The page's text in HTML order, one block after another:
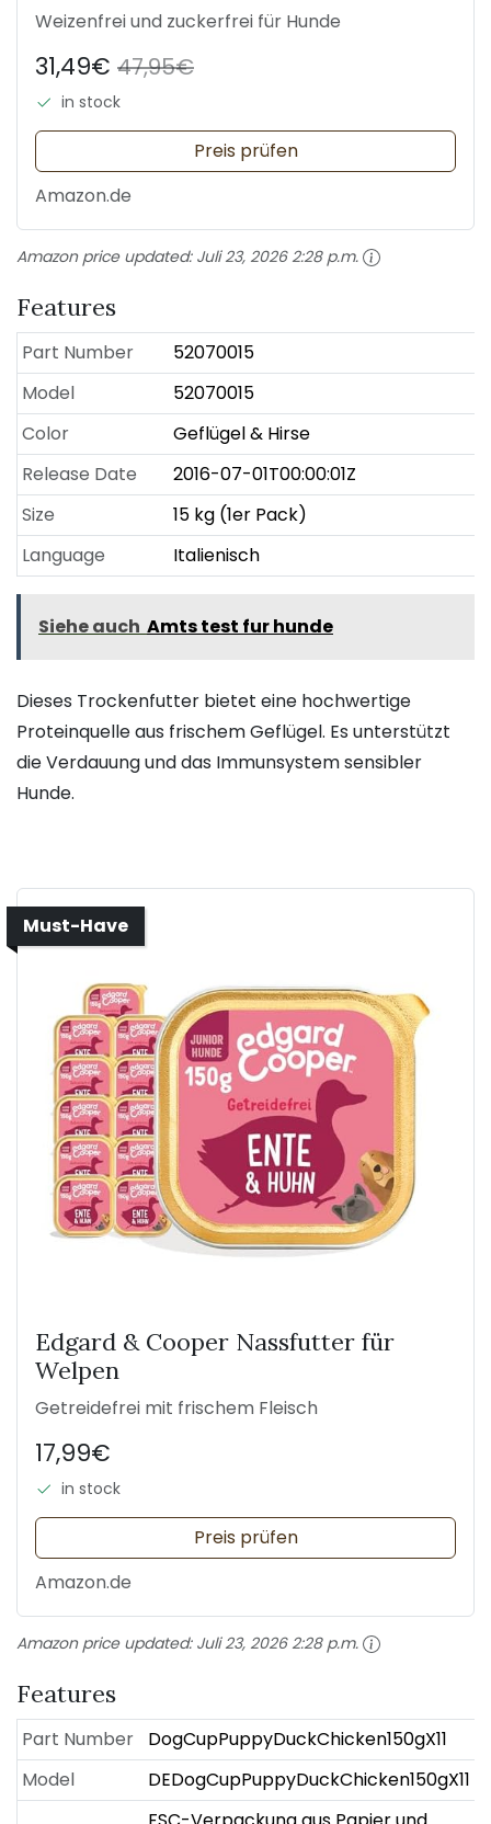
Weizenfrei und zuckerfrei für Hunde
31,49€ 47,95€
in stock
Preis prüfen
Amazon.de
Amazon price updated: Juli 23, 2026 2:28 p.m.
Features
Part Number
52070015
Model
52070015
Color
Geflügel & Hirse
Release Date
2016-07-01T00:00:01Z
Size
15 kg (1er Pack)
Language
Italienisch
Siehe auch Amts test fur hunde
Dieses Trockenfutter bietet eine hochwertige
Proteinquelle aus frischem Geflügel. Es unterstützt
die Verdauung und das Immunsystem sensibler
Hunde.
Must-Have
Edgard & Cooper Nassfutter für
Welpen
Getreidefrei mit frischem Fleisch
17,99€
in stock
Preis prüfen
Amazon.de
Amazon price updated: Juli 23, 2026 2:28 p.m.
Features
Part Number
DogCupPuppyDuckChicken150gX11
Model
DEDogCupPuppyDuckChicken150gX11